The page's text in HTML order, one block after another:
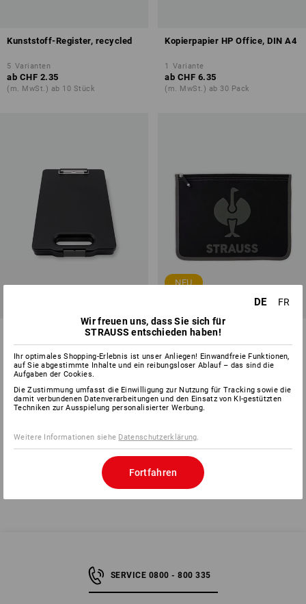
Kunststoff-Register, recycled
5 Varianten
ab CHF 2.35
(m. MwSt.) ab 10 Stück
Kopierpapier HP Office, DIN A4
1 Variante
ab CHF 6.35
(m. MwSt.) ab 30 Pack
Aufbewahrungsfach
Variante
ab CHF 14.90
(m. MwSt.) ab 5 Stück
NEU
STRAUSS Dokumentenmappe
1 Variante
(m. MwSt.)
Sie haben sich bereits 6 von 6 Artikeln angesehen.
SERVICE 0800 - 800 335
DE
FR
Wir freuen uns, dass Sie sich für
STRAUSS entschieden haben!
Ihr optimales Shopping-Erlebnis ist unser Anliegen! Einwandfreie Funktionen,
auf Sie abgestimmte Inhalte und ein reibungsloser Ablauf – das sind die
Aufgaben der Cookies.
Die Zustimmung umfasst die Einwilligung zur Nutzung für Tracking sowie die
damit verbundenen Datenverarbeitungen und den Einsatz von KI-gestützten
Techniken zur Ausspielung personalisierter Werbung.
Weitere Informationen siehe Datenschutzerklärung
Fortfahren